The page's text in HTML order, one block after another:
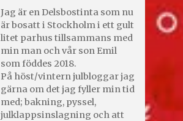
Jag är en Delsbostinta som nu
är bosatt i Stockholm i ett gult
litet parhus tillsammans med
min man och vår son Emil
som föddes 2018.
På höst/vintern julbloggar jag
gärna om det jag fyller min tid
med; bakning, pyssel,
julklappsinslagning och att